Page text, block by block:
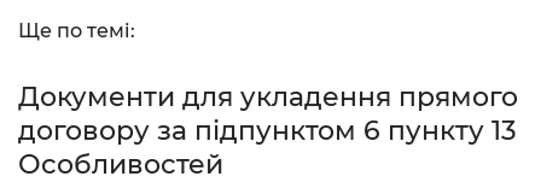
Ще по темі:
Документи для укладення прямого
договору за підпунктом 6 пункту 13
Особливостей